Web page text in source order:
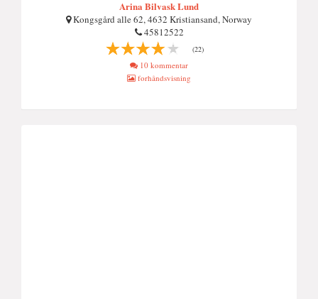
Arina Bilvask Lund
Kongsgård alle 62, 4632 Kristiansand, Norway
45812522
(22)
10 kommentar
forhåndsvisning